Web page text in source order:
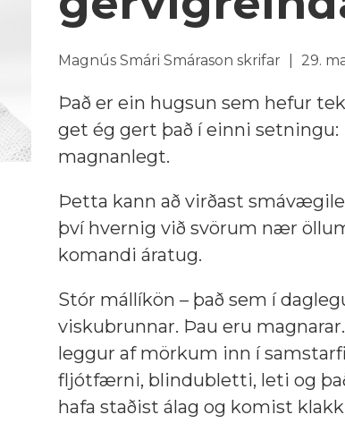
Magnús Smári Smárason skrifar 29.
Það er ein hugsun sem hefur
get ég gert það í einni
magnanlegt.
Þetta kann að virðast
því hvernig við svörum nær
komandi áratug.
Stór mállíkön – það sem í
viskubrunnar. Þau eru
leggur af mörkum inn í
fljótfærni, blindubletti, leti og
hafa staðist álag og komist